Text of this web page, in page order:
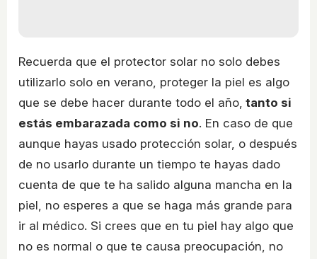
Recuerda que el protector solar no solo debes
utilizarlo solo en verano, proteger la piel es algo
que se debe hacer durante todo el año, tanto si
estás embarazada como si no. En caso de que
aunque hayas usado protección solar, o después
de no usarlo durante un tiempo te hayas dado
cuenta de que te ha salido alguna mancha en la
piel, no esperes a que se haga más grande para
ir al médico. Si crees que en tu piel hay algo que
no es normal o que te causa preocupación, no